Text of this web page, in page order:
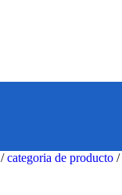
/categoria de producto /